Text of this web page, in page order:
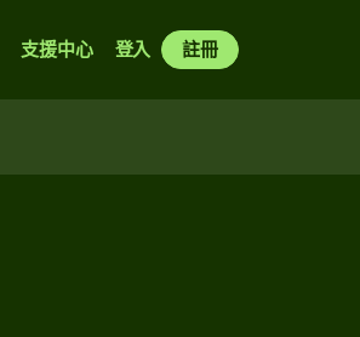
支援中心 登入 註冊